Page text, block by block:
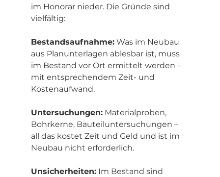
im Honorar nieder. Die Gründe sind
vielfältig:
Bestandsaufnahme: Was im Neubau
aus Planunterlagen ablesbar ist, muss
im Bestand vor Ort ermittelt werden –
mit entsprechendem Zeit- und
Kostenaufwand.
Untersuchungen: Materialproben,
Bohrkerne, Bauteiluntersuchungen –
all das kostet Zeit und Geld und ist im
Neubau nicht erforderlich.
Unsicherheiten: Im Bestand sind